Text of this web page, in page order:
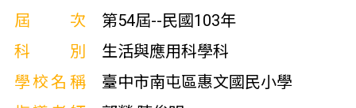
屆次
第54屆--民國103年
科別
生活與應用科學科
學校名稱
臺中市南屯區惠文國民小學